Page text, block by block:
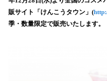
み
中
で
販サイト「けんこうタウン」(
季・数量限定で販売いたします。